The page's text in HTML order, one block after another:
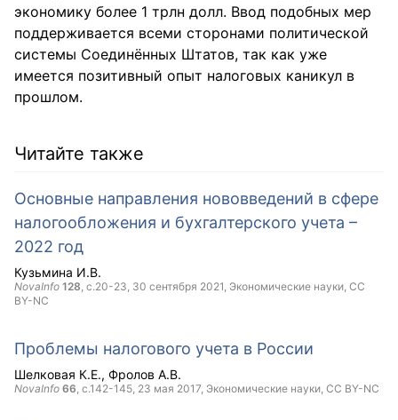
экономику более 1 трлн долл. Ввод подобных мер
поддерживается всеми сторонами политической
системы Соединённых Штатов, так как уже
имеется позитивный опыт налоговых каникул в
прошлом.
Читайте также
Основные направления нововведений в сфере
налогообложения и бухгалтерского учета –
2022 год
Кузьмина И.В.
NovaInfo 128, с.20-23, 30 сентября 2021, Экономические науки, CC
BY-NC
Проблемы налогового учета в России
Шелковая К.Е. Фролов А.В.
NovaInfo 66, с.142-145, 23 мая 2017, Экономические науки, CC BY-NC